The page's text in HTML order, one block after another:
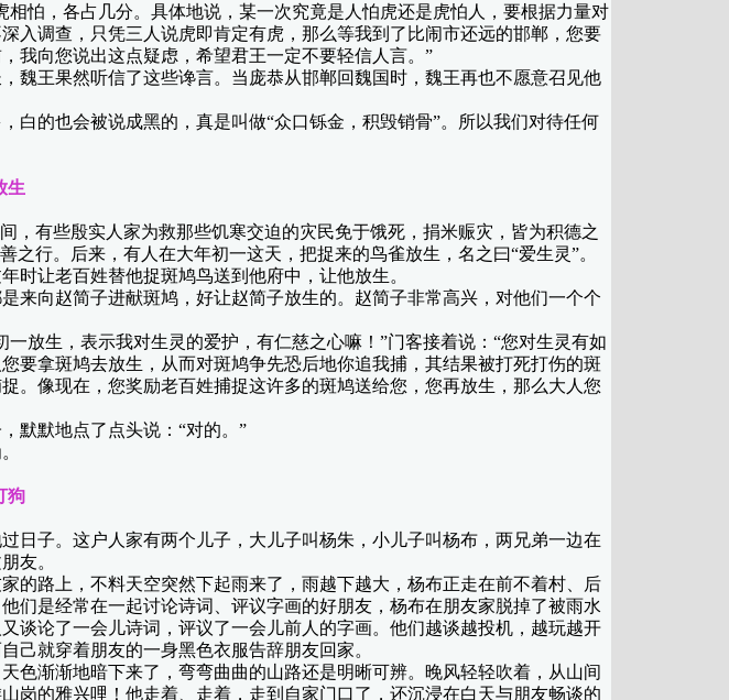
怕，各占几分。具体地说，某一次究竟是人怕虎还是虎怕人，要根据力量对
入调查，只凭三人说虎即肯定有虎，那么等我到了比闹市还远的邯郸，您要
我向您说出这点疑虑，希望君王一定不要轻信人言。”
王果然听信了这些谗言。当庞恭从邯郸回魏国时，魏王再也不愿意召见他
的也会被说成黑的，真是叫做“众口铄金，积毁销骨”。所以我们对待任何
生
有些殷实人家为救那些饥寒交迫的灾民免于饿死，捐米赈灾，皆为积德之
行。后来，有人在大年初一这天，把捉来的鸟雀放生，名之曰“爱生灵”。
让老百姓替他捉斑鸠鸟送到他府中，让他放生。
向赵简子进献斑鸠，好让赵简子放生的。赵简子非常高兴，对他们一个个
生，表示我对生灵的爱护，有仁慈之心嘛！”门客接着说：“您对生灵有如
要拿斑鸠去放生，从而对斑鸠争先恐后地你追我捕，其结果被打死打伤的斑
。像现在，您奖励老百姓捕捉这许多的斑鸠送给您，您再放生，那么大人您
默默地点了点头说：“对的。”
狗
子。这户人家有两个儿子，大儿子叫杨朱，小儿子叫杨布，两兄弟一边在
友。
路上，不料天空突然下起雨来了，雨越下越大，杨布正走在前不着村、后
们是经常在一起讨论诗词、评议字画的好朋友，杨布在朋友家脱掉了被雨水
谈论了一会儿诗词，评议了一会儿前人的字画。他们越谈越投机，越玩越开
己就穿着朋友的一身黑色衣服告辞朋友回家。
渐渐地暗下来了，弯弯曲曲的山路还是明晰可辨。晚风轻轻吹着，从山间
岗的雅兴哩！他走着、走着，走到自家门口了，还沉浸在白天与朋友畅谈的